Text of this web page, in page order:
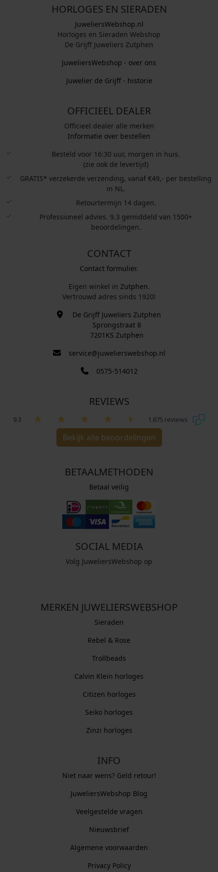
HORLOGES EN SIERADEN
JuweliersWebshop.nl
Horloges en Sieraden Webshop
De Grijff Juweliers Zutphen
JuweliersWebshop - over ons
Juwelier de Grijff - historie
OFFICIEEL DEALER
Officieel dealer alle merken
Informatie over bestellen
Besteld voor 16:30 uur, morgen in huis.
(zie ook de levertijd)
GRATIS* verzekerde verzending, vanaf €49,- per bestelling
in NL.
Retourtermijn 14 dagen.
Professioneel advies. 9.3 gemiddeld van 1500+
beoordelingen.
CONTACT
Contact formulier.
Eigen winkel in Zutphen.
Vertrouwd adres sinds 1920!
De Grijff Juweliers Zutphen
Sprongstraat 8
7201KS Zutphen
service@juwelierswebshop.nl
0575-514012
REVIEWS
9.3 1.875 reviews
Bekijk alle beoordelingen
BETAALMETHODEN
Betaal veilig
SOCIAL MEDIA
Volg JuweliersWebshop op
MERKEN JUWELIERSWEBSHOP
Sieraden
Rebel & Rose
Trollbeads
Calvin Klein horloges
Citizen horloges
Seiko horloges
Zinzi horloges
INFO
Niet naar wens? Geld retour!
JuweliersWebshop Blog
Veelgestelde vragen
Nieuwsbrief
Algemene voorwaarden
Privacy Policy